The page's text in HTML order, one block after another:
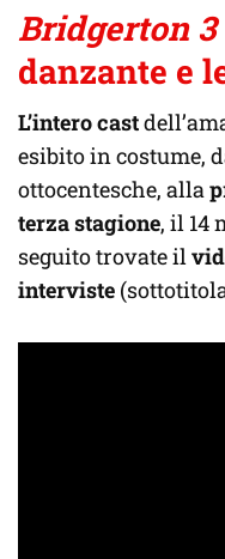
Bridgerton 3
danzante e
L’intero cast
esibito in costume,
ottocentesche, alla
terza stagione, il 14
seguito trovate il
interviste